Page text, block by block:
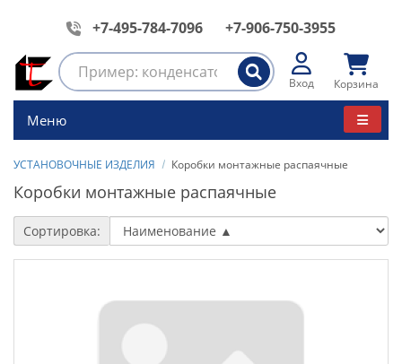
+7-495-784-7096 +7-906-750-3955
Вход Корзина
Меню
УСТАНОВОЧНЫЕ ИЗДЕЛИЯ Коробки монтажные распаячные
Коробки монтажные распаячные
Сортировка: